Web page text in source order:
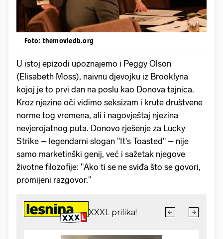
Foto: themoviedb.org
U istoj epizodi upoznajemo i Peggy Olson
(Elisabeth Moss), naivnu djevojku iz Brooklyna
kojoj je to prvi dan na poslu kao Donova tajnica.
Kroz njezine oči vidimo seksizam i krute društvene
norme tog vremena, ali i nagovještaj njezina
nevjerojatnog puta. Donovo rješenje za Lucky
Strike – legendarni slogan "It's Toasted" – nije
samo marketinški genij, već i sažetak njegove
životne filozofije: "Ako ti se ne sviđa što se govori,
promijeni razgovor."